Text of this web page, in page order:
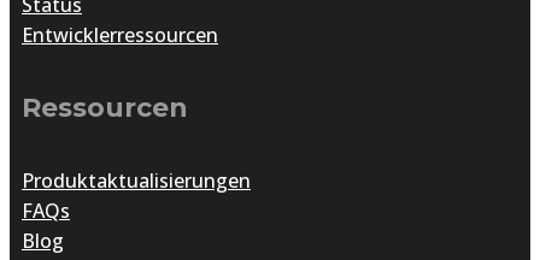
Entwicklerressourcen
Ressourcen
Produktaktualisierungen
FAQs
Blog